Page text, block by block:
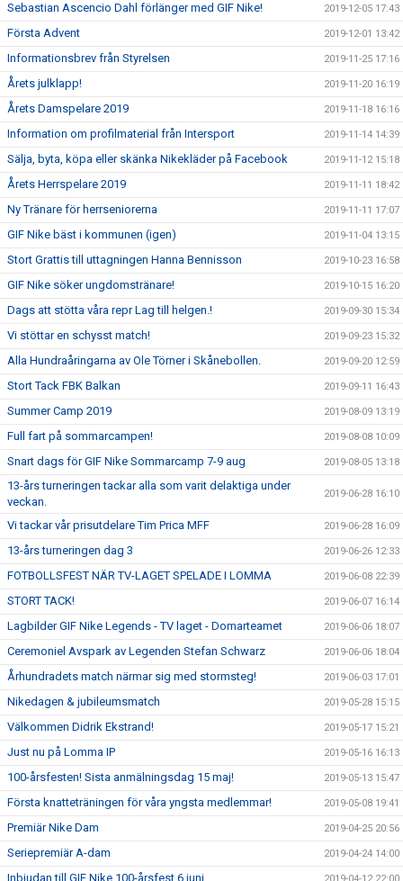
Sebastian Ascencio Dahl förlänger med GIF Nike! 2019-12-05 17:43
Första Advent 2019-12-01 13:42
Informationsbrev från Styrelsen 2019-11-25 17:16
Årets julklapp! 2019-11-20 16:19
Årets Damspelare 2019 2019-11-18 16:16
Information om profilmaterial från Intersport 2019-11-14 14:39
Sälja, byta, köpa eller skänka Nikekläder på Facebook 2019-11-12 15:18
Årets Herrspelare 2019 2019-11-11 18:42
Ny Tränare för herrseniorerna 2019-11-11 17:07
GIF Nike bäst i kommunen (igen) 2019-11-04 13:15
Stort Grattis till uttagningen Hanna Bennisson 2019-10-23 16:58
GIF Nike söker ungdomstränare! 2019-10-15 16:20
Dags att stötta våra repr Lag till helgen.! 2019-09-30 15:34
Vi stöttar en schysst match! 2019-09-23 15:32
Alla Hundraåringarna av Ole Törner i Skånebollen. 2019-09-20 12:59
Stort Tack FBK Balkan 2019-09-11 16:43
Summer Camp 2019 2019-08-09 13:19
Full fart på sommarcampen! 2019-08-08 10:09
Snart dags för GIF Nike Sommarcamp 7-9 aug 2019-08-05 13:18
13-års turneringen tackar alla som varit delaktiga under
veckan.
2019-06-28 16:10
Vi tackar vår prisutdelare Tim Prica MFF 2019-06-28 16:09
13-års turneringen dag 3 2019-06-26 12:33
FOTBOLLSFEST NÄR TV-LAGET SPELADE I LOMMA 2019-06-08 22:39
STORT TACK! 2019-06-07 16:14
Lagbilder GIF Nike Legends - TV laget - Domarteamet 2019-06-06 18:07
Ceremoniel Avspark av Legenden Stefan Schwarz 2019-06-06 18:04
Århundradets match närmar sig med stormsteg! 2019-06-03 17:01
Nikedagen & jubileumsmatch 2019-05-28 15:15
Välkommen Didrik Ekstrand! 2019-05-17 15:21
Just nu på Lomma IP 2019-05-16 16:13
100-årsfesten! Sista anmälningsdag 15 maj! 2019-05-13 15:47
Första knatteträningen för våra yngsta medlemmar! 2019-05-08 19:41
Premiär Nike Dam 2019-04-25 20:56
Seriepremiär A-dam 2019-04-24 14:00
Inbjudan till GIF Nike 100-årsfest 6 juni